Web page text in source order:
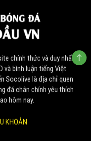
chính thức và duy nhất
và bình luận tiếng Việt
Socolive là địa chỉ quen
đá chân chính yêu thích
hôm nay.
KHOẢN